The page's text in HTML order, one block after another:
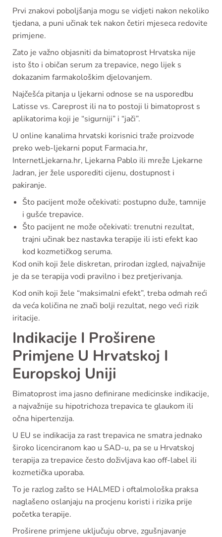
Prvi znakovi poboljšanja mogu se vidjeti nakon nekoliko
tjedana, a puni učinak tek nakon četiri mjeseca redovite
primjene.
Zato je važno objasniti da bimatoprost Hrvatska nije
isto što i običan serum za trepavice, nego lijek s
dokazanim farmakološkim djelovanjem.
Najčešća pitanja u ljekarni odnose se na usporedbu
Latisse vs. Careprost ili na to postoji li bimatoprost s
aplikatorima koji je “sigurniji” i “jači”.
U online kanalima hrvatski korisnici traže proizvode
preko web-ljekarni poput Farmacia.hr,
InternetLjekarna.hr, Ljekarna Pablo ili mreže Ljekarne
Jadran, jer žele usporediti cijenu, dostupnost i
pakiranje.
Što pacijent može očekivati: postupno duže, tamnije
i gušće trepavice.
Što pacijent ne može očekivati: trenutni rezultat,
trajni učinak bez nastavka terapije ili isti efekt kao
kod kozmetičkog seruma.
Kod onih koji žele diskretan, prirodan izgled, najvažnije
je da se terapija vodi pravilno i bez pretjerivanja.
Kod onih koji žele “maksimalni efekt”, treba odmah reći
da veća količina ne znači bolji rezultat, nego veći rizik
iritacije.
Indikacije I Proširene
Primjene U Hrvatskoj I
Europskoj Uniji
Bimatoprost ima jasno definirane medicinske indikacije,
a najvažnije su hipotrichoza trepavica te glaukom ili
očna hipertenzija.
U EU se indikacija za rast trepavica ne smatra jednako
široko licenciranom kao u SAD-u, pa se u Hrvatskoj
terapija za trepavice često doživljava kao off-label ili
kozmetička uporaba.
To je razlog zašto se HALMED i oftalmološka praksa
naglašeno oslanjaju na procjenu koristi i rizika prije
početka terapije.
Proširene primjene uključuju obrve, zgušnjavanje